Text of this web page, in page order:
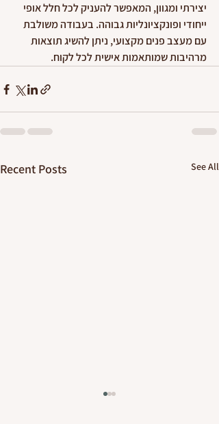
יצירתי ומגוון, המאפשר להעניק לכל חלל אופי
ייחודי ופונקציונליות גבוהה. בעבודה משולבת
עם מעצב פנים מקצועי, ניתן להשיג תוצאות
מרהיבות שמותאמות אישית לכל לקוח.
Recent Posts See All